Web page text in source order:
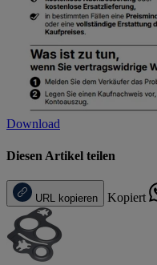
Download
Diesen Artikel teilen
URL kopieren Kopiert